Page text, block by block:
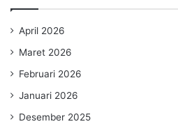
April 2026
Maret 2026
Februari 2026
Januari 2026
Desember 2025